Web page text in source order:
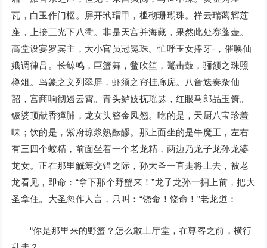
瓦，白玉作门枢。屏开玳瑁甲，槛砌珊瑚珠。祥云瑞蔼辉莲
座，上接三光下八衢。非是天宫并海藏，果然此处赛蓬壶。
高堂设宴罗宾主，大小官员冠冕珠。忙呼玉女捧牙-，催唤仙
娥调律吕。长鲸鸣，巨蟹舞，鳖吹笙，鼍击鼓，骊颔之珠照
樽俎。鸟篆之文列翠屏，虾须之帘挂廊庑。八音迭奏杂仙
韶，宫商响彻遏云霄。青头鲈妓抚瑶瑟，红眼马郎品玉箫。
鳜婆顶献香獐脯，龙女头簪金凤翘。吃的是，天厨八宝珍羞
味；饮的是，紫府琼浆熟酝醪。那上面坐的是牛魔王，左右
有三四个蛟精，前面坐着一个老龙精，两边乃龙子龙孙龙婆
龙女。正在那里觥筹交错之际，孙大圣一直走将上去，被老
龙看见，即命：“拿下那个野蟹来！”龙子龙孙一拥上前，把大
圣拿住。大圣忽作人言，只叫：“饶命！饶命！”老龙道：
“你是那里来的野蟹？怎么敢上厅堂，在尊客之前，横行